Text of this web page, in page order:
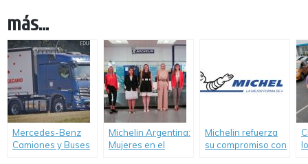
más...
Mercedes-Benz
Camiones y Buses
Michelin Argentina:
Mujeres en el
Michelin refuerza
su compromiso con